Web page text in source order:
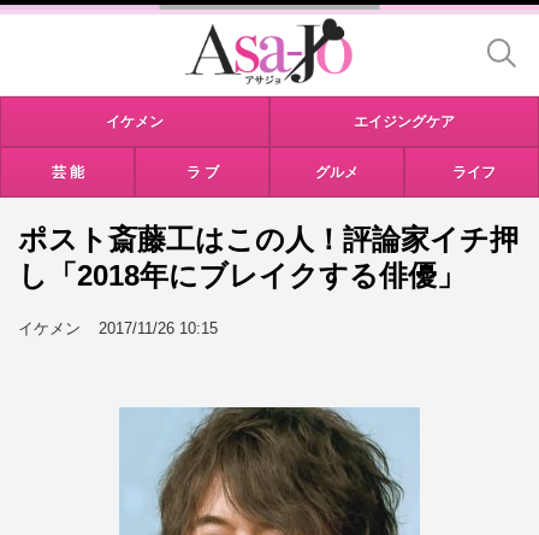
イケメン エイジングケア
芸 能 ラ ブ グルメ ライフ
ポスト斎藤工はこの人！評論家イチ押
し「2018年にブレイクする俳優」
イケメン 2017/11/26 10:15